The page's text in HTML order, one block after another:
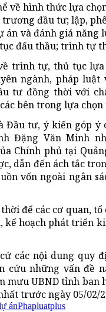
về hình thức lựa
đầu tư; lập,
án và đánh giá
đấu thầu; trình tự
trình tự, thủ tục
ngành, pháp
tư đồng thời với
bên trong lựa
Đầu tư, ý kiến góp ý
Đặng Văn Minh
Chính phủ tại
dẫn đến ách tắc
vốn ngoài ngân
để các cơ quan,
hoạch phát triển
các nội dung quy
cứu những vấn
mưu UBND tỉnh
trước ngày 05/02/
ánPhapluatplus